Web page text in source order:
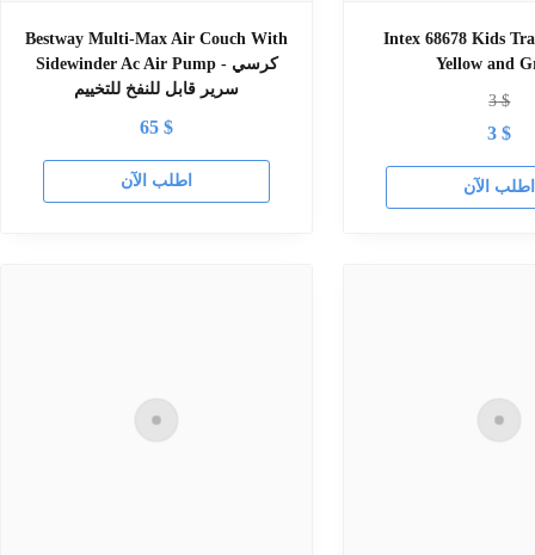
Bestway Multi-Max Air Couch With
Sidewinder Ac Air Pump - كرسي
سرير قابل للنفخ للتخييم
65 $
اطلب الآن
Intex 68678 Kids
Yellow and
3$
3 $
اطلب الآن